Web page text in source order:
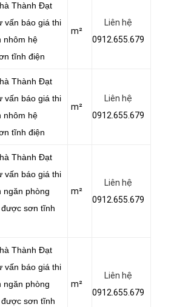
Thành Đạt
vấn báo giá thi
nhôm hệ
tĩnh điện
m²
Liên hệ
0912.655.679
Thành Đạt
vấn báo giá thi
nhôm hệ
tĩnh điện
m²
Liên hệ
0912.655.679
Thành Đạt
vấn báo giá thi
ngăn phòng
sơn tĩnh
m²
Liên hệ
0912.655.679
Thành Đạt
vấn báo giá thi
ngăn phòng
sơn tĩnh
m²
Liên hệ
0912.655.679